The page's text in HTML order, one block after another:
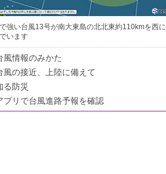
強い台風13号が南大東島の北北東約110kmを西に
います
風情報のみかた
風の接近、上陸に備えて
る防災
プリで台風進路予報を確認